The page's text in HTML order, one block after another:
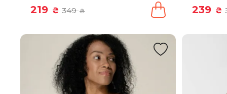
219 ₴ 349₴ 239 ₴